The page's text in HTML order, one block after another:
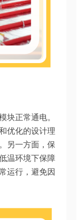
块正常通电。
优化的设计理
另一方面，保
温环境下保障
运行，避免因